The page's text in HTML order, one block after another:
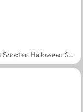
Bubble Shooter: Halloween Special